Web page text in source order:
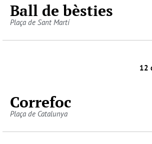
Ball de bèsties
Plaça de Sant Martí
12
Correfoc
Plaça de Catalunya